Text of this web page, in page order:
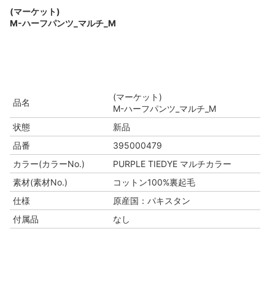
(マーケット)
M-ハーフパンツ_マルチ_M
品名
(マーケット)
M-ハーフパンツ_マルチ_M
状態
新品
品番
395000479
カラー(カラーNo.)
PURPLE TIEDYE マルチカラー
素材(素材No.)
コットン100%裏起毛
仕様
原産国：パキスタン
付属品
なし